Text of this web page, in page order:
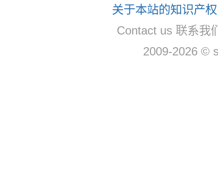
关于本站的知识产
Contact us 联系我
2009-2026 ©